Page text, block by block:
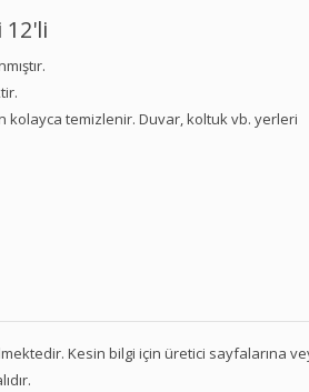
12'li
kolayca temizlenir. Duvar, koltuk vb. yerleri
Kesin bilgi için üretici sayfalarına